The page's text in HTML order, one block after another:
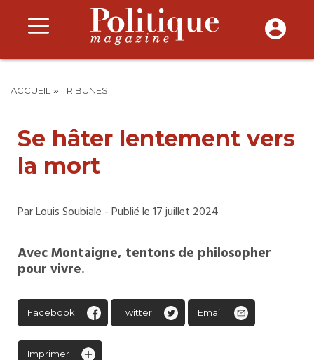
ACCUEIL »TRIBUNES
Se hâter lentement vers
la mort
ParLouis Soubiale- Publié le 17 juillet 2024
Avec Montaigne, tentons de philosopher
pour vivre.
Facebook Twitter Email
Imprimer